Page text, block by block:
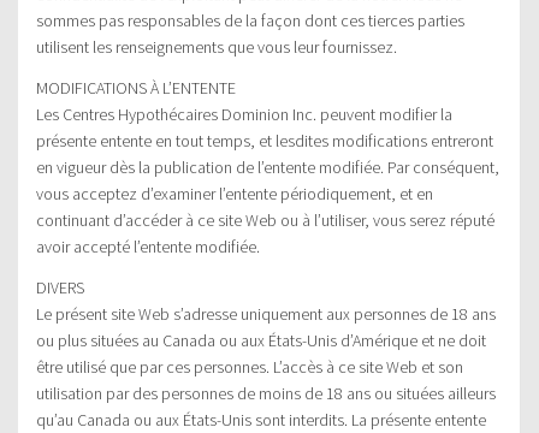
sommes pas responsables de la façon dont ces tierces parties
utilisent les renseignements que vous leur fournissez.
MODIFICATIONS À L’ENTENTE
Les Centres Hypothécaires Dominion Inc. peuvent modifier la
présente entente en tout temps, et lesdites modifications entreront
en vigueur dès la publication de l’entente modifiée. Par conséquent,
vous acceptez d’examiner l’entente périodiquement, et en
continuant d’accéder à ce site Web ou à l’utiliser, vous serez réputé
avoir accepté l’entente modifiée.
DIVERS
Le présent site Web s’adresse uniquement aux personnes de 18 ans
ou plus situées au Canada ou aux États-Unis d’Amérique et ne doit
être utilisé que par ces personnes. L’accès à ce site Web et son
utilisation par des personnes de moins de 18 ans ou situées ailleurs
qu’au Canada ou aux États-Unis sont interdits. La présente entente